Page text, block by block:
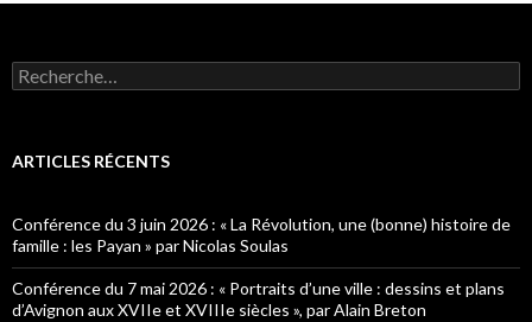
R
e
e
h
e
r
:
ARTICLES RÉCENTS
Conférence du 3 juin 2026 : « La Révolution, une (bonne) histoire de
famille : les Payan » par Nicolas Soulas
Conférence du 7 mai 2026 : « Portraits d’une ville : dessins et plans
d’Avignon aux XVIIe et XVIIIe siècles », par Alain Breton